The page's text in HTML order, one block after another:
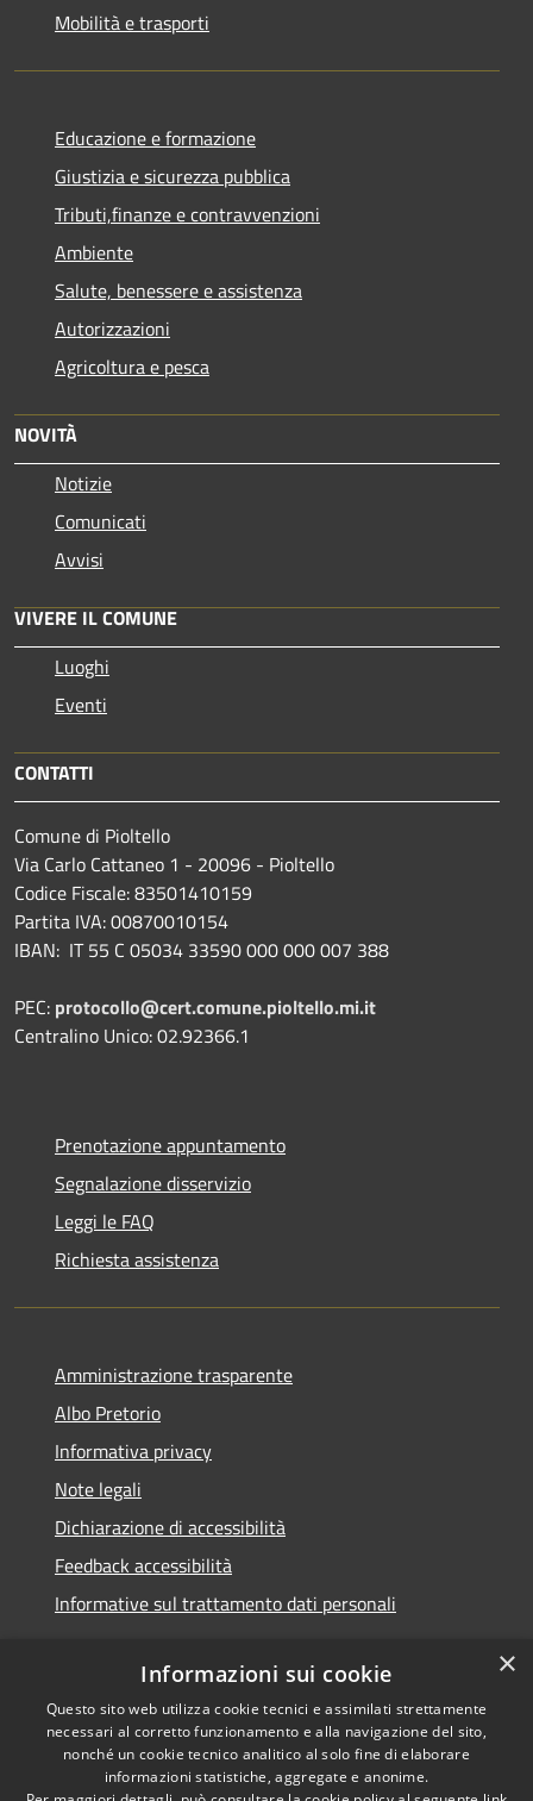
Mobilità e trasporti
Educazione e formazione
Giustizia e sicurezza pubblica
Tributi,finanze e contravvenzioni
Ambiente
Salute, benessere e assistenza
Autorizzazioni
Agricoltura e pesca
NOVITÀ
Notizie
Comunicati
Avvisi
VIVERE IL COMUNE
Luoghi
Eventi
CONTATTI
Comune di Pioltello
Via Carlo Cattaneo 1 - 20096 - Pioltello
Codice Fiscale: 83501410159
Partita IVA: 00870010154
IBAN: IT 55 C 05034 33590 000 000 007 388
PEC: protocollo@cert.comune.pioltello.mi.it
Centralino Unico: 02.92366.1
Prenotazione appuntamento
Segnalazione disservizio
Leggi le FAQ
Richiesta assistenza
Amministrazione trasparente
Albo Pretorio
Informativa privacy
Note legali
Dichiarazione di accessibilità
Feedback accessibilità
Informative sul trattamento dati personali
RSS
Accessibilità
Copyright © 2026 • Comune di
Pioltello • Powered by
Municipium•Accesso
×
Informazioni sui cookie
Questo sito web utilizza cookie tecnici e assimilati strettamente
necessari al corretto funzionamento e alla navigazione del sito,
nonché un cookie tecnico analitico al solo fine di elaborare
informazioni statistiche, aggregate e anonime.